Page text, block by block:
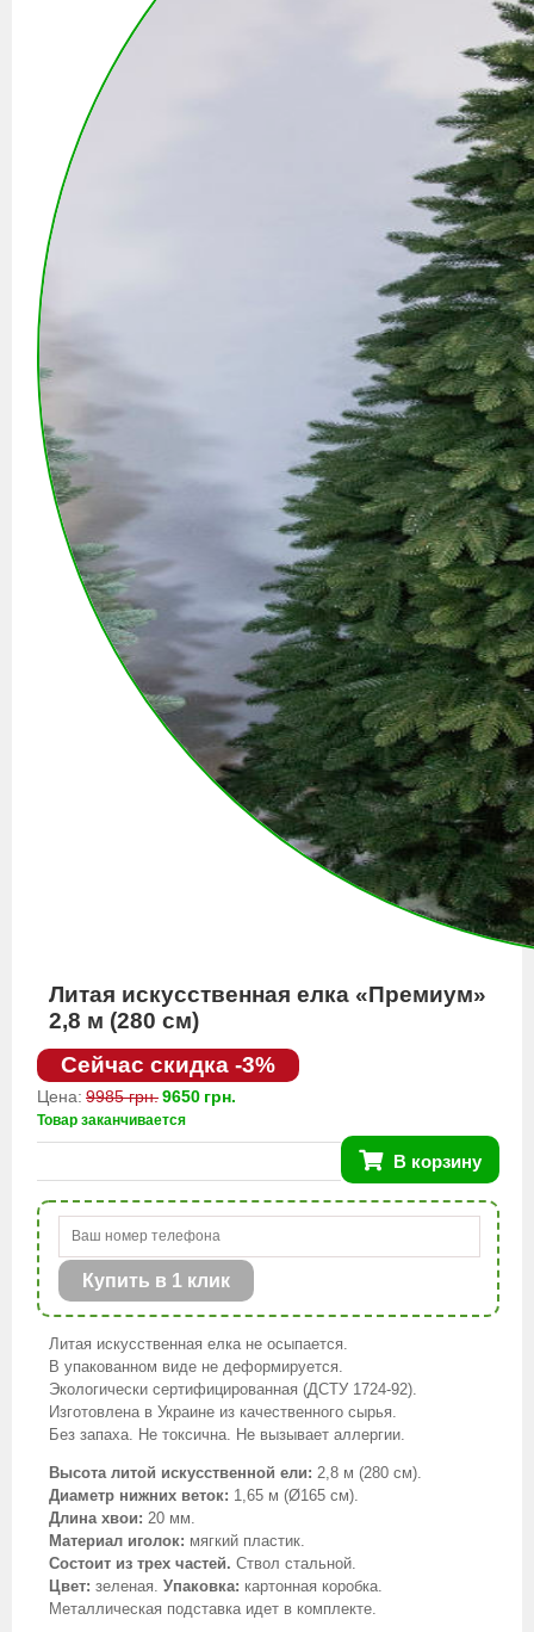
Литая искусственная елка «Премиум»
2,8 м (280 см)
Сейчас скидка -3%
Цена: 9985 грн.9650 грн.
Товар заканчивается
В корзину
Купить в 1 клик
Литая искусственная елка не осыпается.
В упакованном виде не деформируется.
Экологически сертифицированная (ДСТУ 1724-92).
Изготовлена в Украине из качественного сырья.
Без запаха. Не токсична. Не вызывает аллергии.
Высота литой искусственной ели: 2,8 м (280 см).
Диаметр нижних веток: 1,65 м (Ø165 см).
Длина хвои: 20 мм.
Материал иголок: мягкий пластик.
Состоит из трех частей. Ствол стальной.
Цвет: зеленая. Упаковка: картонная коробка.
Металлическая подставка идет в комплекте.